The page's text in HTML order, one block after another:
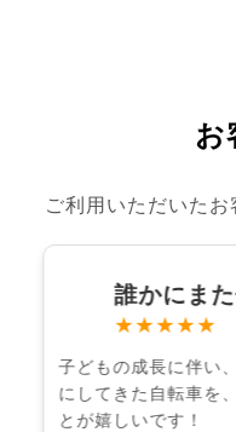
お
ご利用いただいたお
誰かにま
★★★★★
子どもの成長に伴い
にしてきた自転車を
とが嬉しいです！